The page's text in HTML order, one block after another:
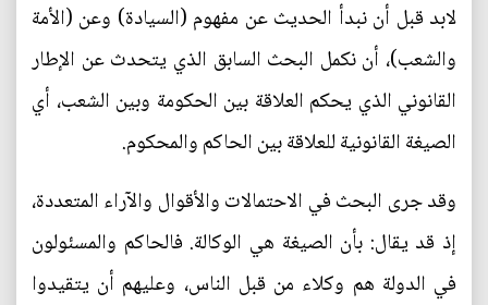
لابد قبل أن نبدأ الحديث عن مفهوم (السيادة) وعن (الأمة
والشعب)، أن نكمل البحث السابق الذي يتحدث عن الإطار
القانوني الذي يحكم العلاقة بين الحكومة وبين الشعب، أي
الصيغة القانونية للعلاقة بين الحاكم والمحكوم.
وقد جرى البحث في الاحتمالات والأقوال والآراء المتعددة،
إذ قد يقال: بأن الصيغة هي الوكالة. فالحاكم والمسئولون
في الدولة هم وكلاء من قبل الناس، وعليهم أن يتقيدوا